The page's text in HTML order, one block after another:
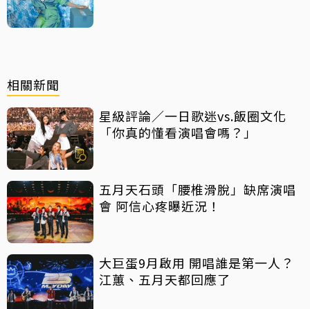
相關新聞
星級評論／一日歌迷vs.飯圈文化
「你真的懂看演唱會嗎？」
五月天石頭「腰椎滑脫」缺席演唱
會 阿信心疼曝近況！
大巨蛋9月啟用 開唱誰是第一人？
江蕙、五月天都回應了